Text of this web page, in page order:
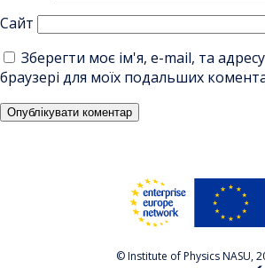
Сайт
Зберегти моє ім'я, e-mail, та
браузері для моїх подальших
© Institute of Physics NASU,